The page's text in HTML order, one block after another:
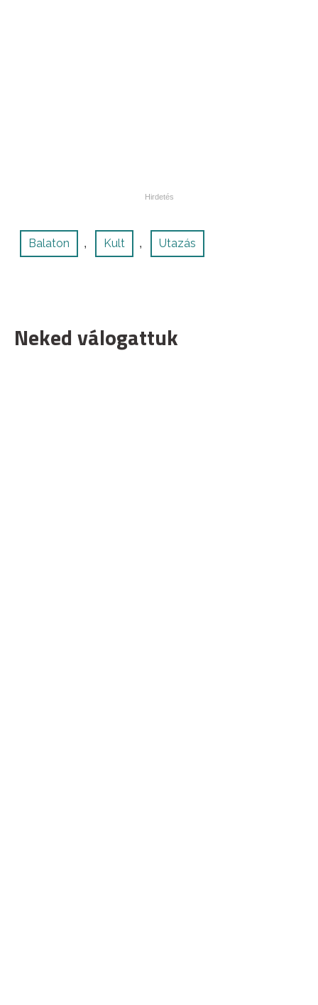
Balaton , Kult , Utazás
Neked válogattuk